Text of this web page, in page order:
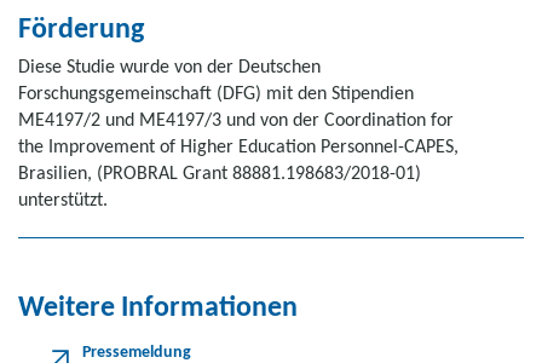
Förderung
Diese Studie wurde von der Deutschen
Forschungsgemeinschaft (DFG) mit den Stipendien
ME4197/2 und ME4197/3 und von der Coordination for
the Improvement of Higher Education Personnel-CAPES,
Brasilien, (PROBRAL Grant 88881.198683/2018-01)
unterstützt.
Weitere Informationen
Pressemeldung